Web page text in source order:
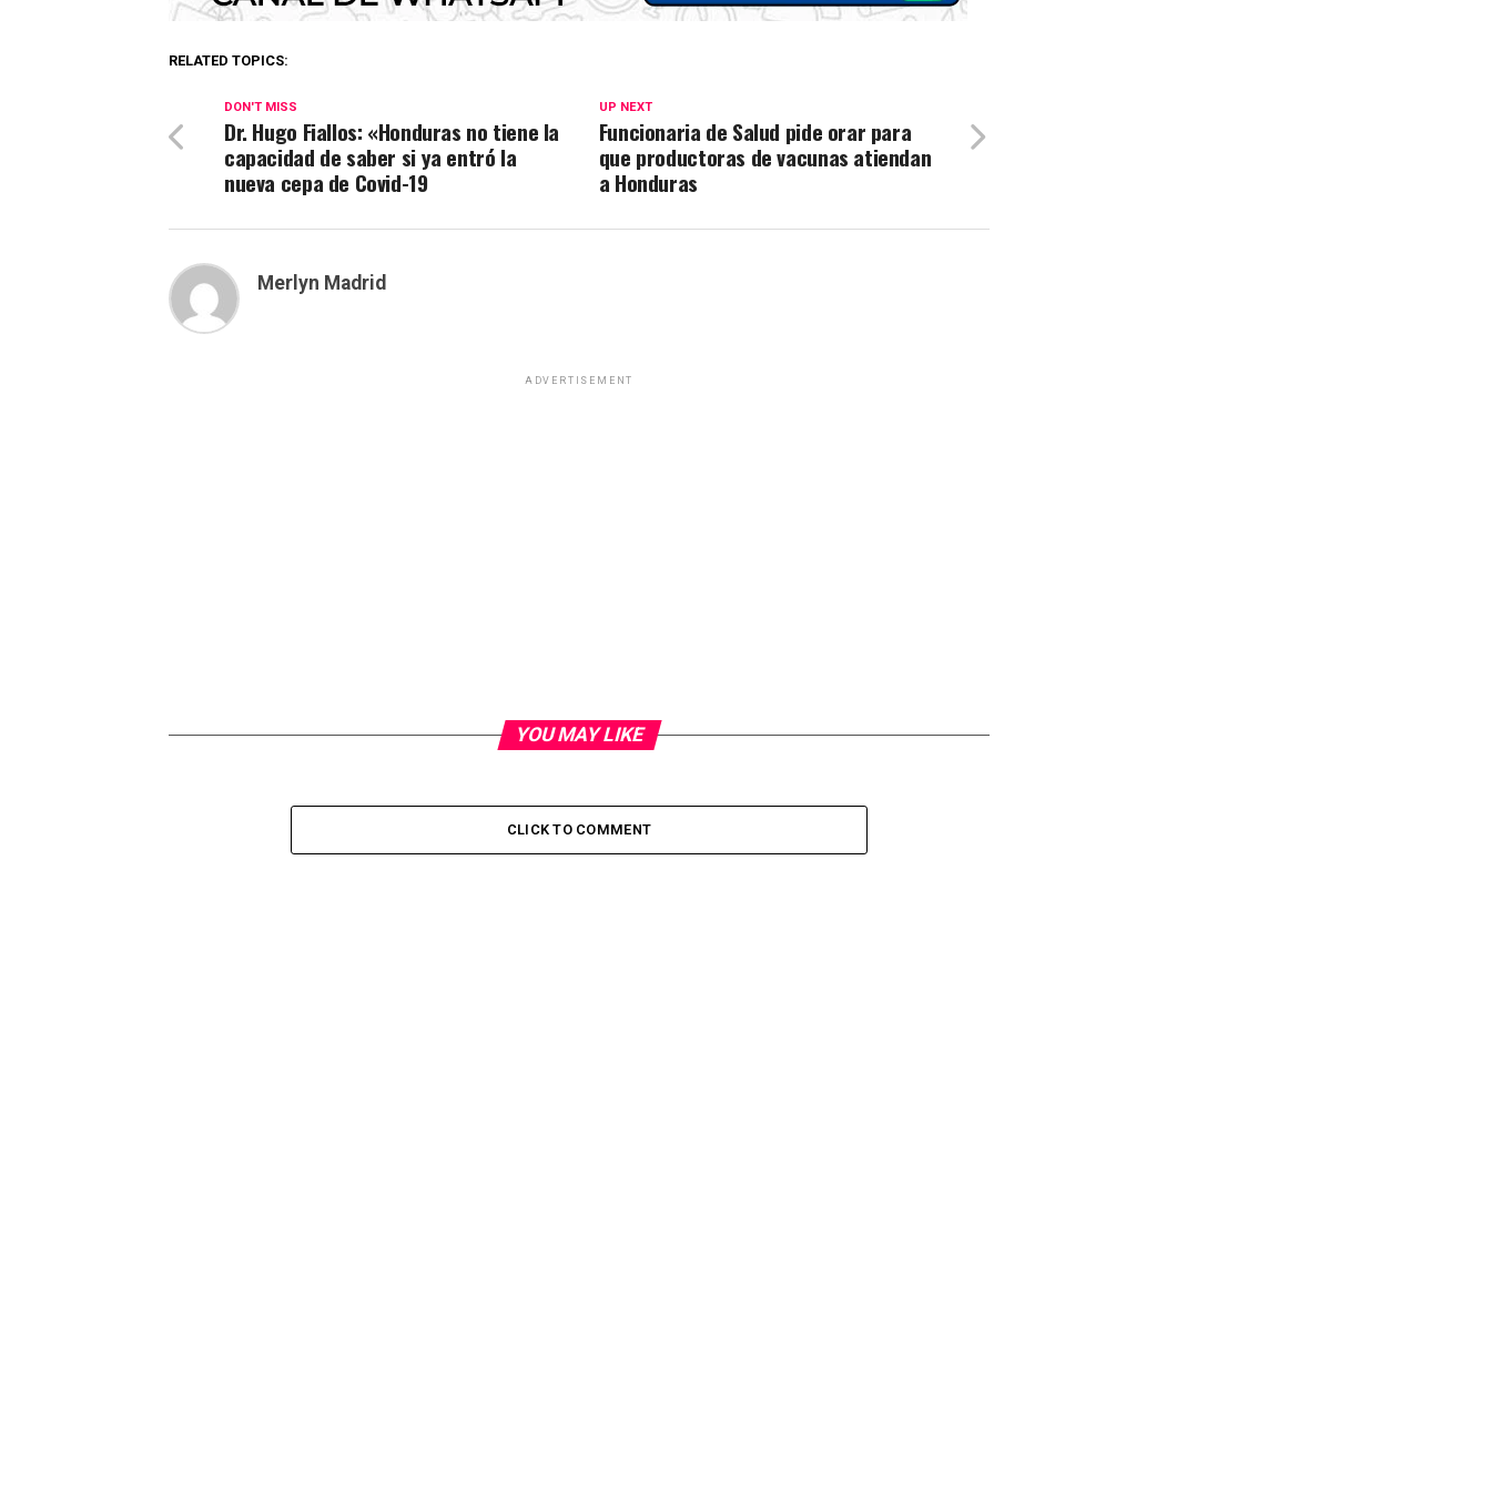
RELATED TOPICS:
UP NEXT
Funcionaria de Salud pide orar para
que productoras de vacunas atiendan
a Honduras
DON'T MISS
Dr. Hugo Fiallos: «Honduras no tiene la
capacidad de saber si ya entró la
nueva cepa de Covid-19
Merlyn Madrid
ADVERTISEMENT
YOU MAY LIKE
CLICK TO COMMENT